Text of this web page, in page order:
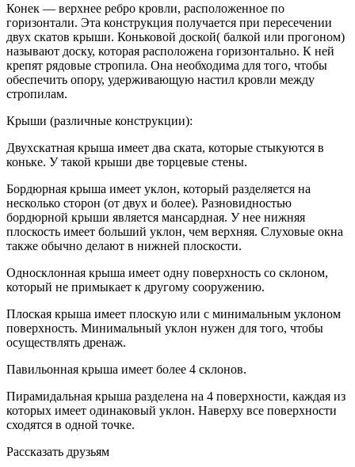
Конек — верхнее ребро кровли, расположенное по
горизонтали. Эта конструкция получается при пересечении
двух скатов крыши. Коньковой доской( балкой или прогоном)
называют доску, которая расположена горизонтально. К ней
крепят рядовые стропила. Она необходима для того, чтобы
обеспечить опору, удерживающую настил кровли между
стропилам.
Крыши (различные конструкции):
Двухскатная крыша имеет два ската, которые стыкуются в
коньке. У такой крыши две торцевые стены.
Бордюрная крыша имеет уклон, который разделяется на
несколько сторон (от двух и более). Разновидностью
бордюрной крыши является мансардная. У нее нижняя
плоскость имеет больший уклон, чем верхняя. Слуховые окна
также обычно делают в нижней плоскости.
Односклонная крыша имеет одну поверхность со склоном,
который не примыкает к другому сооружению.
Плоская крыша имеет плоскую или с минимальным уклоном
поверхность. Минимальный уклон нужен для того, чтобы
осуществлять дренаж.
Павильонная крыша имеет более 4 склонов.
Пирамидальная крыша разделена на 4 поверхности, каждая из
которых имеет одинаковый уклон. Наверху все поверхности
сходятся в одной точке.
Рассказать друзьям